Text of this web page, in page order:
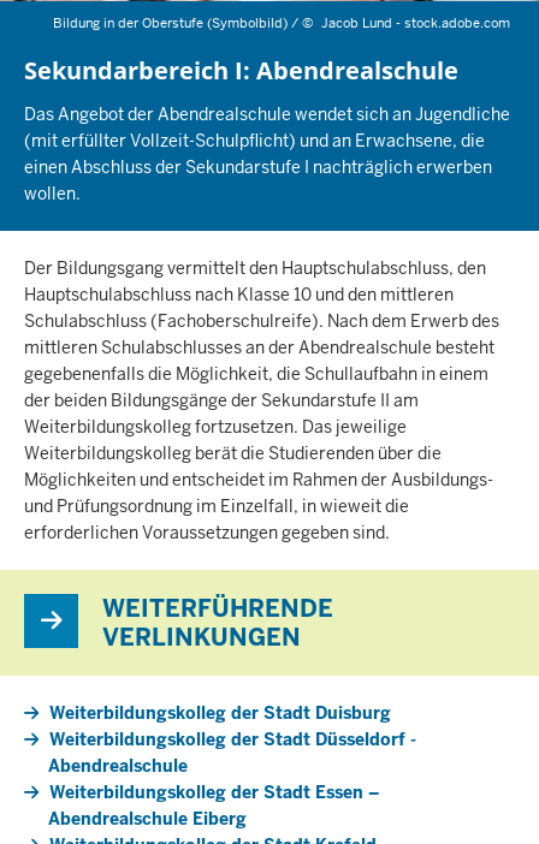
Bildung in der Oberstufe (Symbolbild) /© Jacob Lund - stock.adobe.com
Sekundarbereich I: Abendrealschule
Das Angebot der Abendrealschule wendet sich an Jugendliche
(mit erfüllter Vollzeit-Schulpflicht) und an Erwachsene, die
einen Abschluss der Sekundarstufe I nachträglich erwerben
wollen.
Der Bildungsgang vermittelt den Hauptschulabschluss, den
Hauptschulabschluss nach Klasse 10 und den mittleren
Schulabschluss (Fachoberschulreife). Nach dem Erwerb des
mittleren Schulabschlusses an der Abendrealschule besteht
gegebenenfalls die Möglichkeit, die Schullaufbahn in einem
der beiden Bildungsgänge der Sekundarstufe II am
Weiterbildungskolleg fortzusetzen. Das jeweilige
Weiterbildungskolleg berät die Studierenden über die
Möglichkeiten und entscheidet im Rahmen der Ausbildungs-
und Prüfungsordnung im Einzelfall, in wieweit die
erforderlichen Voraussetzungen gegeben sind.
WEITERFÜHRENDE
VERLINKUNGEN
Weiterbildungskolleg der Stadt Duisburg
Weiterbildungskolleg der Stadt Düsseldorf -
Abendrealschule
Weiterbildungskolleg der Stadt Essen –
Abendrealschule Eiberg